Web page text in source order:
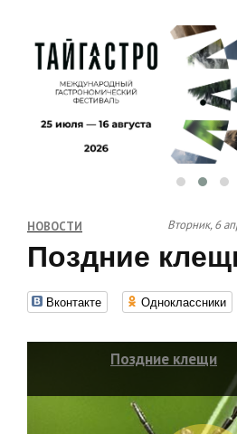
НОВОСТИ Вторник, 6
Поздние
Вконтакте Одноклассники
Поздние клещи